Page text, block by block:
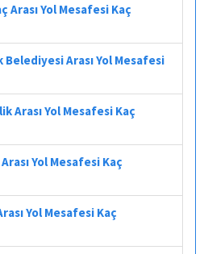
Arası Yol Mesafesi Kaç
Arası Yol Mesafesi
Arası Yol Mesafesi Kaç
Yol Mesafesi Kaç
Yol Mesafesi Kaç